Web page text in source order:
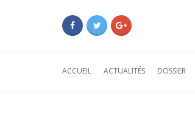
ACCUEIL ACTUALITÉS DOSSIER